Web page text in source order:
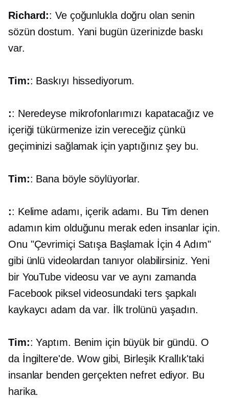
Richard:: Ve çoğunlukla doğru olan senin
sözün dostum. Yani bugün üzerinizde baskı
var.
Tim:: Baskıyı hissediyorum.
:: Neredeyse mikrofonlarımızı kapatacağız ve
içeriği tükürmenize izin vereceğiz çünkü
geçiminizi sağlamak için yaptığınız şey bu.
Tim:: Bana böyle söylüyorlar.
:: Kelime adamı, içerik adamı. Bu Tim denen
adamın kim olduğunu merak eden insanlar için.
Onu "Çevrimiçi Satışa Başlamak İçin 4 Adım"
gibi ünlü videolardan tanıyor olabilirsiniz. Yeni
bir YouTube videosu var ve aynı zamanda
Facebook piksel videosundaki ters şapkalı
kaykaycı adam da var. İlk trolünü yaşadın.
Tim:: Yaptım. Benim için büyük bir gündü. O
da İngiltere'de. Wow gibi, Birleşik Krallık'taki
insanlar benden gerçekten nefret ediyor. Bu
harika.